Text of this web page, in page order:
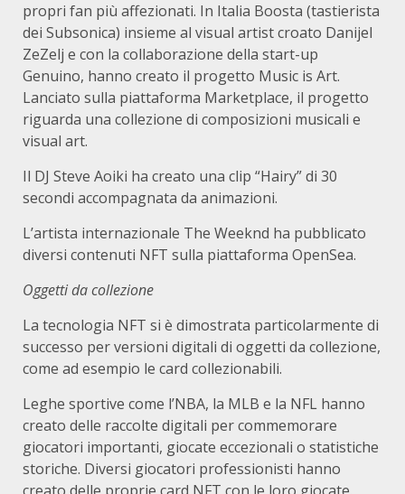
propri fan più affezionati. In Italia Boosta (tastierista
dei Subsonica) insieme al visual artist croato Danijel
ZeZelj e con la collaborazione della start-up
Genuino, hanno creato il progetto Music is Art.
Lanciato sulla piattaforma Marketplace, il progetto
riguarda una collezione di composizioni musicali e
visual art.
Il DJ Steve Aoiki ha creato una clip “Hairy” di 30
secondi accompagnata da animazioni.
L’artista internazionale The Weeknd ha pubblicato
diversi contenuti NFT sulla piattaforma OpenSea.
Oggetti da collezione
La tecnologia NFT si è dimostrata particolarmente di
successo per versioni digitali di oggetti da collezione,
come ad esempio le card collezionabili.
Leghe sportive come l’NBA, la MLB e la NFL hanno
creato delle raccolte digitali per commemorare
giocatori importanti, giocate eccezionali o statistiche
storiche. Diversi giocatori professionisti hanno